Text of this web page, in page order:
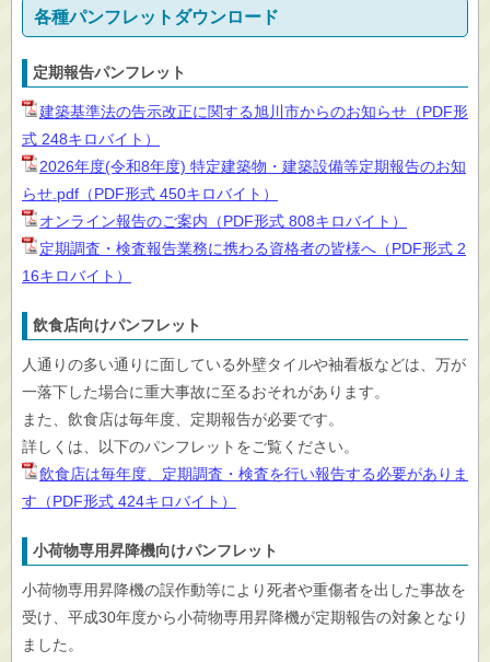
各種パンフレットダウンロード
定期報告パンフレット
建築基準法の告示改正に関する旭川市からのお知らせ（PDF形
式 248キロバイト）
2026年度(令和8年度) 特定建築物・建築設備等定期報告のお知
らせ.pdf（PDF形式 450キロバイト）
オンライン報告のご案内（PDF形式 808キロバイト）
定期調査・検査報告業務に携わる資格者の皆様へ（PDF形式 2
16キロバイト）
飲食店向けパンフレット
人通りの多い通りに面している外壁タイルや袖看板などは、万が
一落下した場合に重大事故に至るおそれがあります。
また、飲食店は毎年度、定期報告が必要です。
詳しくは、以下のパンフレットをご覧ください。
飲食店は毎年度、定期調査・検査を行い報告する必要がありま
す（PDF形式 424キロバイト）
小荷物専用昇降機向けパンフレット
小荷物専用昇降機の誤作動等により死者や重傷者を出した事故を
受け、平成30年度から小荷物専用昇降機が定期報告の対象となり
ました。